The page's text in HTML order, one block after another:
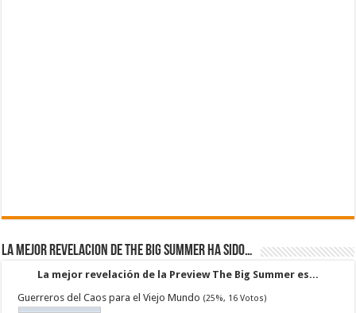
La mejor revelacion de The Big Summer ha sido…
La mejor revelación de la Preview The Big Summer es...
Guerreros del Caos para el Viejo Mundo (25%, 16 Votos)